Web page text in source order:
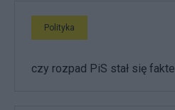
Polityka
czy rozpad PiS stał się